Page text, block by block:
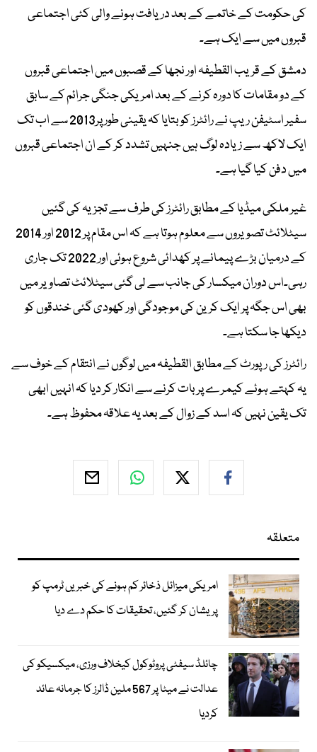
کی حکومت کے خاتمے کے بعد دریافت ہونے والی کئی اجتماعی
قبروں میں سے ایک ہے۔
دمشق کے قریب القطیفہ اور نجھا کے قصبوں میں اجتماعی قبروں
کے دو مقامات کا دورہ کرنے کے بعد امریکی جنگی جرائم کے سابق
سفیر اسٹیفن ریپ نے رائٹرز کو بتایا کہ یقینی طور پر2013 سے اب تک
ایک لاکھ سے زیادہ لوگ ہیں جنہیں تشدد کر کے ان اجتماعی قبروں
میں دفن کیا گیا ہے۔
غیر ملکی میڈیا کے مطابق رائٹرز کی طرف سے تجزیہ کی گئیں
سیٹلائٹ تصویروں سے معلوم ہوتا ہے کہ اس مقام پر 2012 اور 2014
کے درمیان بڑے پیمانے پر کھدائی شروع ہوئی اور 2022 تک جاری
رہی۔اس دوران میکسار کی جانب سے لی گئی سیٹلائٹ تصاویر میں
بھی اس جگہ پر ایک کرین کی موجودگی اور کھودی گئی خندقوں کو
دیکھا جا سکتا ہے۔
رائٹرز کی رپورٹ کے مطابق القطیفہ میں لوگوں نے انتقام کے خوف سے
یہ کہتے ہوئے کیمرے پر بات کرنے سے انکار کر دیا کہ انہیں ابھی
تک یقین نہیں کہ اسد کے زوال کے بعد یہ علاقہ محفوظ ہے۔
متعلقہ
امریکی میزائل ذخائر کم ہونے کی خبریں ٹرمپ کو
پریشان کر گئیں، تحقیقات کا حکم دے دیا
چائلڈ سیفٹی پروٹوکول کیخلاف ورزی، میکسیکو کی
عدالت نے میٹا پر 567 ملین ڈالرز کا جرمانہ عائد
کردیا